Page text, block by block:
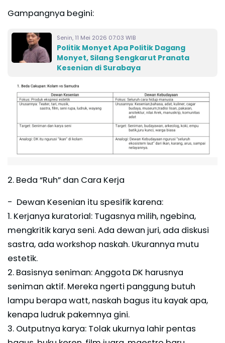
Gampangnya begini:
Senin, 11 Mei 2026 07:03 WIB
Politik Monyet Apa Politik Dagang
Monyet, Silang Sengkarut Pranata
Kesenian di Surabaya
2. Beda “Ruh” dan Cara Kerja
- Dewan Kesenian itu spesifik karena:
1. Kerjanya kuratorial: Tugasnya milih, ngebina,
mengkritik karya seni. Ada dewan juri, ada diskusi
sastra, ada workshop naskah. Ukurannya mutu
estetik.
2. Basisnya seniman: Anggota DK harusnya
seniman aktif. Mereka ngerti panggung butuh
lampu berapa watt, naskah bagus itu kayak apa,
kenapa ludruk pakemnya gini.
3. Outputnya karya: Tolak ukurnya lahir pentas